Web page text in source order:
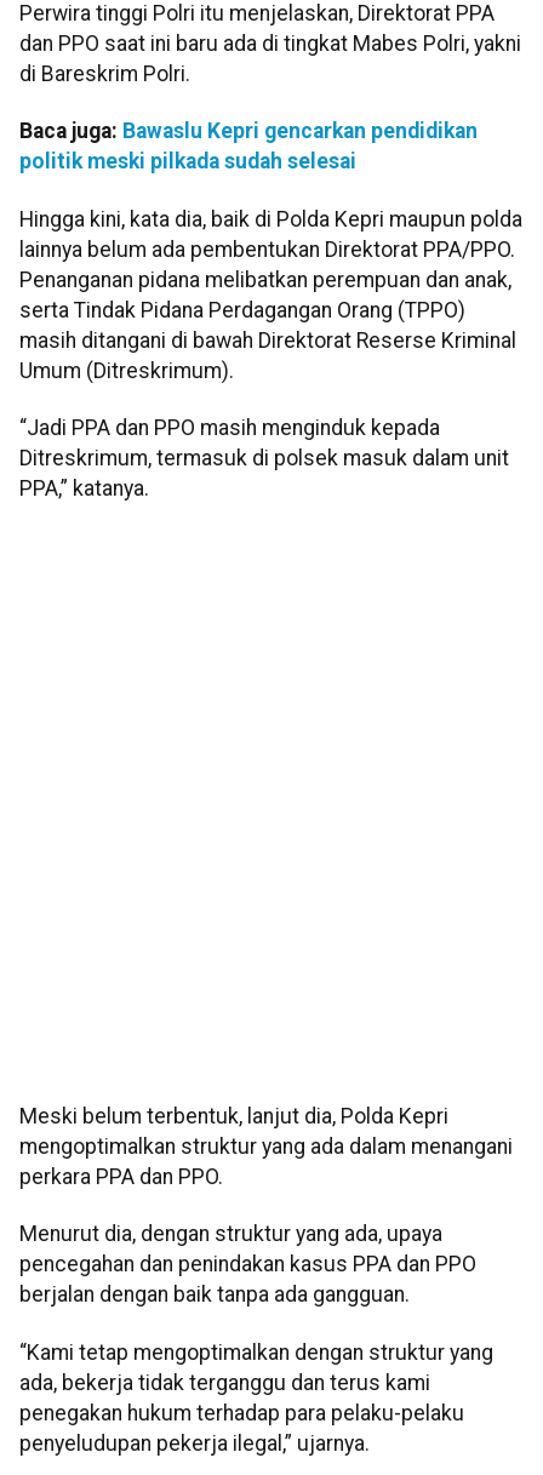
Perwira tinggi Polri itu menjelaskan, Direktorat PPA
dan PPO saat ini baru ada di tingkat Mabes Polri, yakni
di Bareskrim Polri.
Baca juga: Bawaslu Kepri gencarkan pendidikan
politik meski pilkada sudah selesai
Hingga kini, kata dia, baik di Polda Kepri maupun polda
lainnya belum ada pembentukan Direktorat PPA/PPO.
Penanganan pidana melibatkan perempuan dan anak,
serta Tindak Pidana Perdagangan Orang (TPPO)
masih ditangani di bawah Direktorat Reserse Kriminal
Umum (Ditreskrimum).
“Jadi PPA dan PPO masih menginduk kepada
Ditreskrimum, termasuk di polsek masuk dalam unit
PPA,” katanya.
Meski belum terbentuk, lanjut dia, Polda Kepri
mengoptimalkan struktur yang ada dalam menangani
perkara PPA dan PPO.
Menurut dia, dengan struktur yang ada, upaya
pencegahan dan penindakan kasus PPA dan PPO
berjalan dengan baik tanpa ada gangguan.
“Kami tetap mengoptimalkan dengan struktur yang
ada, bekerja tidak terganggu dan terus kami
penegakan hukum terhadap para pelaku-pelaku
penyeludupan pekerja ilegal,” ujarnya.